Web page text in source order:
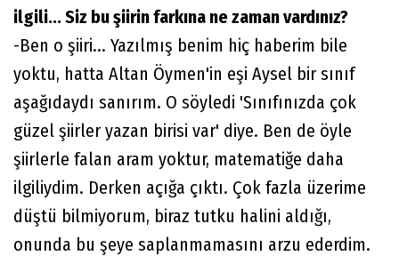
ilgili... Siz bu şiirin farkına ne zaman vardınız?
-Ben o şiiri... Yazılmış benim hiç haberim bile
yoktu, hatta Altan Öymen'in eşi Aysel bir sınıf
aşağıdaydı sanırım. O söyledi 'Sınıfınızda çok
güzel şiirler yazan birisi var' diye. Ben de öyle
şiirlerle falan aram yoktur, matematiğe daha
ilgiliydim. Derken açığa çıktı. Çok fazla üzerime
düştü bilmiyorum, biraz tutku halini aldığı,
onunda bu şeye saplanmamasını arzu ederdim.